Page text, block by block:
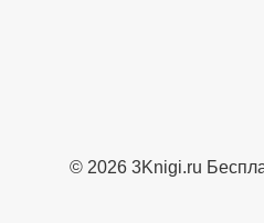
© 2026 3Knigi.ru